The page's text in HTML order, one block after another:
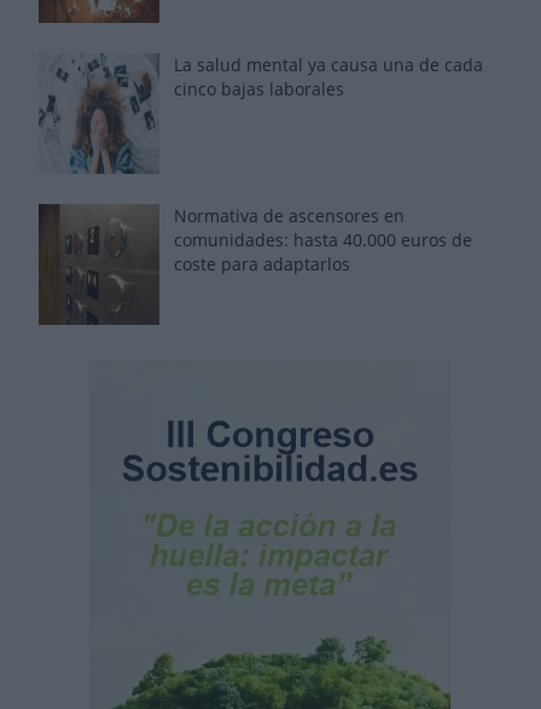
La salud mental ya causa una de cada
cinco bajas laborales
Normativa de ascensores en
comunidades: hasta 40.000 euros de
coste para adaptarlos